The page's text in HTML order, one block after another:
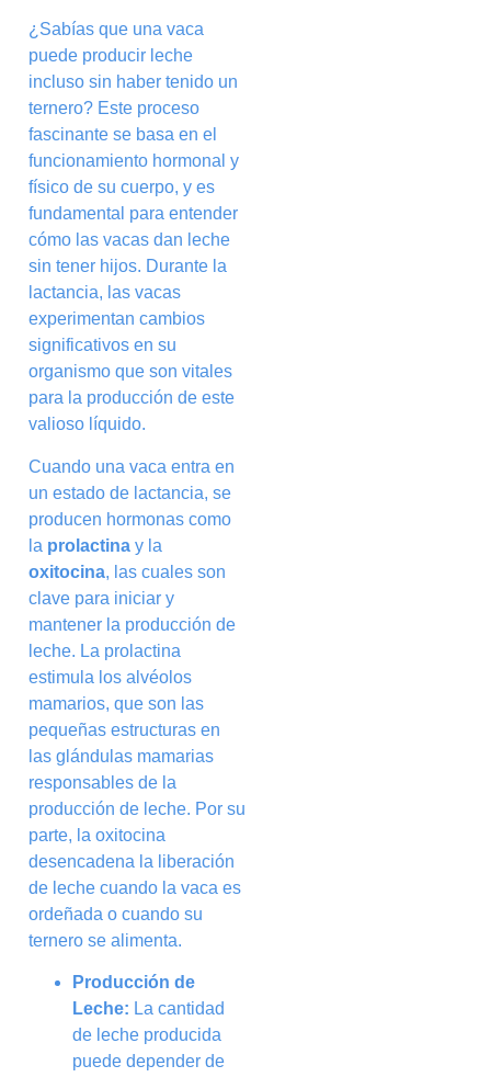
¿Sabías que una vaca
puede producir leche
incluso sin haber tenido un
ternero? Este proceso
fascinante se basa en el
funcionamiento hormonal y
físico de su cuerpo, y es
fundamental para entender
cómo las vacas dan leche
sin tener hijos. Durante la
lactancia, las vacas
experimentan cambios
significativos en su
organismo que son vitales
para la producción de este
valioso líquido.
Cuando una vaca entra en
un estado de lactancia, se
producen hormonas como
la prolactina y la
oxitocina, las cuales son
clave para iniciar y
mantener la producción de
leche. La prolactina
estimula los alvéolos
mamarios, que son las
pequeñas estructuras en
las glándulas mamarias
responsables de la
producción de leche. Por su
parte, la oxitocina
desencadena la liberación
de leche cuando la vaca es
ordeñada o cuando su
ternero se alimenta.
Producción de
Leche: La cantidad
de leche producida
puede depender de